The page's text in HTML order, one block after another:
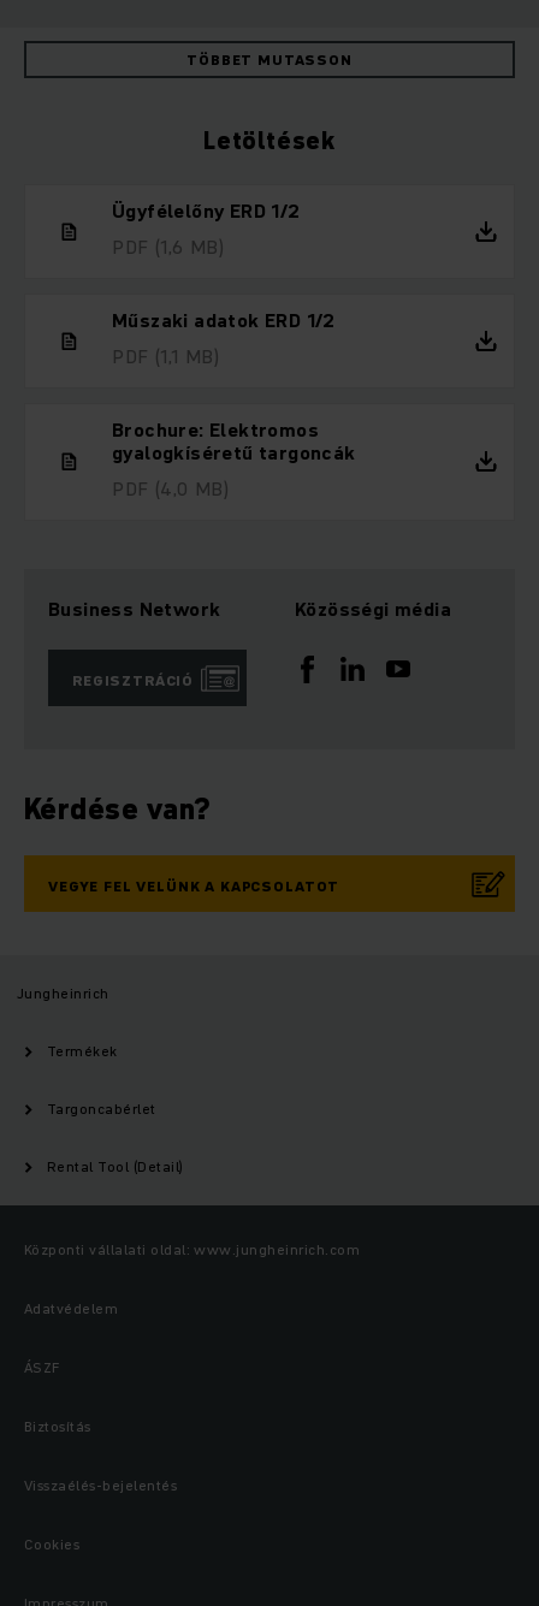
TÖBBET MUTASSON
Letöltések
Ügyfélelőny ERD 1/2
PDF (1,6 MB)
Műszaki adatok ERD 1/2
PDF (1,1 MB)
Brochure: Elektromos
gyalogkíséretű targoncák
PDF (4,0 MB)
Business Network
REGISZTRÁCIÓ
Közösségi média
Kérdése van?
VEGYE FEL VELÜNK A KAPCSOLATOT
Jungheinrich
Termékek
Targoncabérlet
Rental Tool (Detail)
Központi vállalati oldal: www.jungheinrich.com
Adatvédelem
ÁSZF
Biztosítás
Visszaélés-bejelentés
Cookies